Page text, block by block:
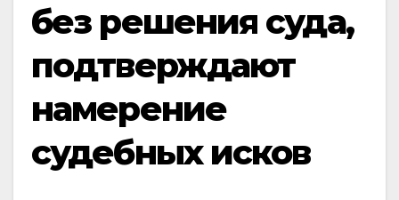
без решения суда,
подтверждают
намерение
судебных исков